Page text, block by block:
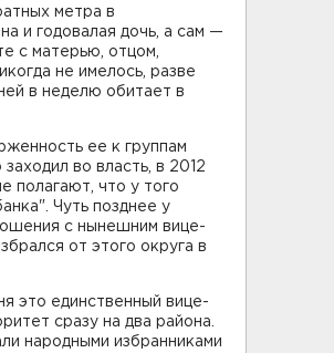
метра в
и годовалая дочь, а сам —
с матерью, отцом,
не имелось, разве
в неделю обитает в
ее к группам
во власть, в 2012
полагают, что у того
Чуть позднее у
с нынешним вице-
от этого округа в
это единственный вице-
сразу на два района.
народными избранниками